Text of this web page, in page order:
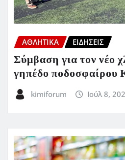
ΑΘΛΗΤΙΚΑ ΕΙΔΗΣΕΙΣ
Σύμβαση για τον νέο
γηπέδο ποδοσφαίρου
kimiforum Ιούλ 8,